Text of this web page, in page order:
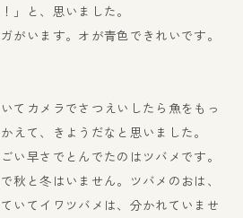
」と、思いました。
がいます。オが青色できれいです。
てカメラでさつえいしたら魚をもっ
えて、きようだなと思いました。
い早さでとんでたのはツバメです。
秋と冬はいません。ツバメのおは、
いてイワツバメは、分かれていませ